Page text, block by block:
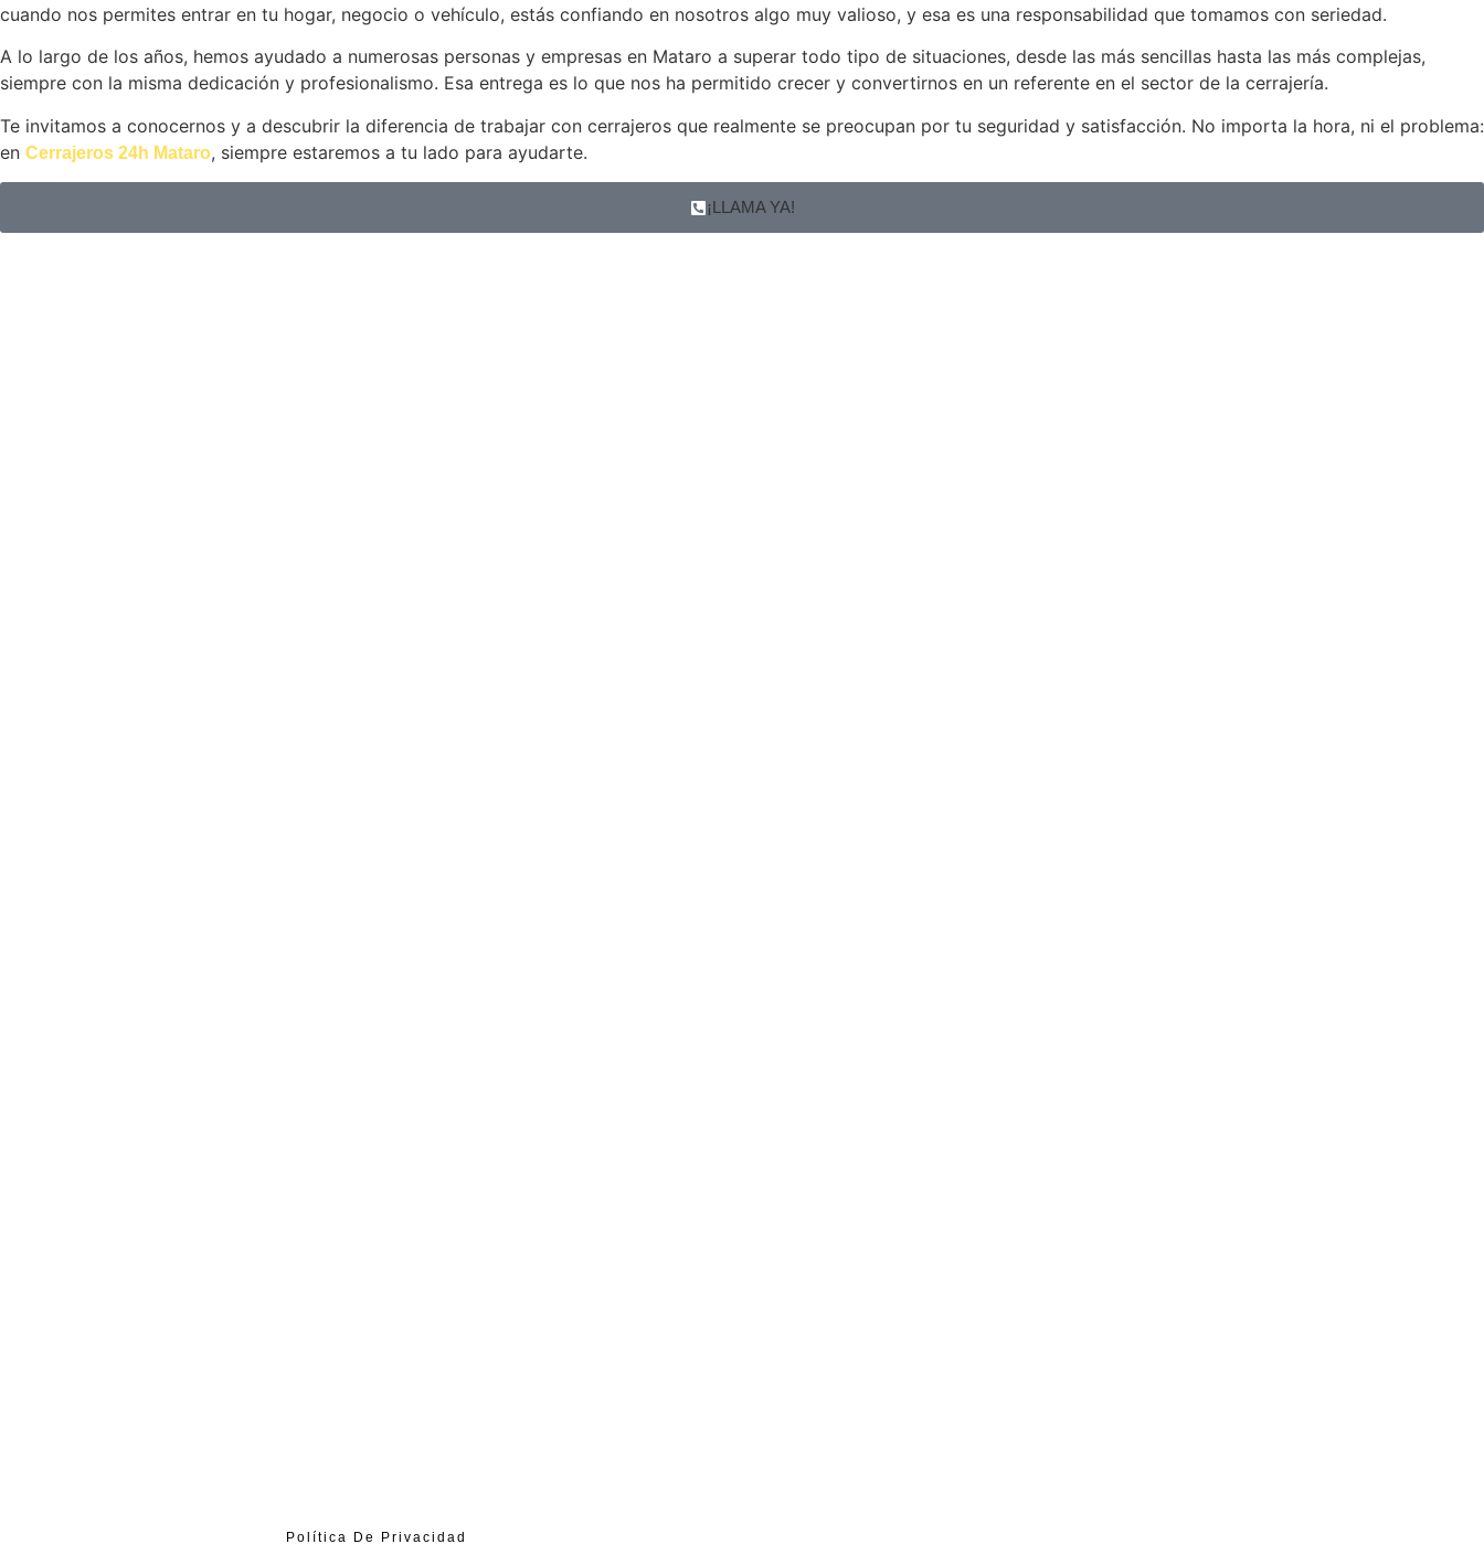
cuando nos permites entrar en tu hogar, negocio o vehículo, estás confiando en nosotros algo muy valioso, y esa es una responsabilidad que tomamos con seriedad.
A lo largo de los años, hemos ayudado a numerosas personas y empresas en Mataro a superar todo tipo de situaciones, desde las más sencillas hasta las más complejas,
siempre con la misma dedicación y profesionalismo. Esa entrega es lo que nos ha permitido crecer y convertirnos en un referente en el sector de la cerrajería.
Te invitamos a conocernos y a descubrir la diferencia de trabajar con cerrajeros que realmente se preocupan por tu seguridad y satisfacción. No importa la hora, ni el problema:
en Cerrajeros 24h Mataro, siempre estaremos a tu lado para ayudarte.
¡LLAMA YA!
Política De Privacidad